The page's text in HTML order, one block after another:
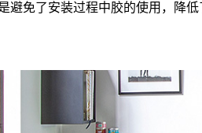
避免了安装过程中胶的使用，降低